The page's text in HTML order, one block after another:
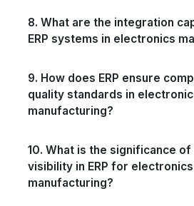
8. What are the integration
ERP systems in electronics
9. How does ERP ensure
quality standards in
manufacturing?
10. What is the significance
visibility in ERP for electronics
manufacturing?